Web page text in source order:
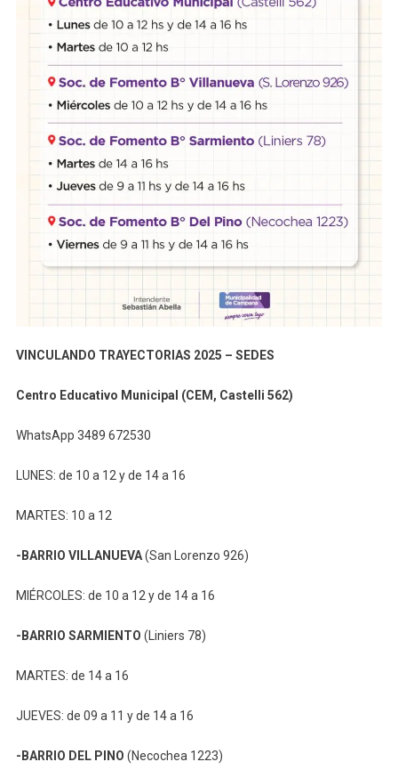
VINCULANDO TRAYECTORIAS 2025 – SEDES
Centro Educativo Municipal (CEM, Castelli 562)
WhatsApp 3489 672530
LUNES: de 10 a 12 y de 14 a 16
MARTES: 10 a 12
-BARRIO VILLANUEVA(San Lorenzo 926)
MIÉRCOLES: de 10 a 12 y de 14 a 16
-BARRIO SARMIENTO (Liniers 78)
MARTES: de 14 a 16
JUEVES: de 09 a 11 y de 14 a 16
-BARRIO DEL PINO (Necochea 1223)